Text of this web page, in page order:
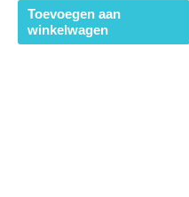
Toevoegen aan
winkelwagen